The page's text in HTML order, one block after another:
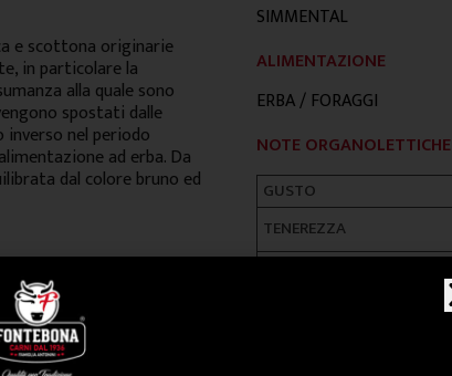
e scottona originarie
in particolare la
alla quale sono
spostati dalle
nel periodo
ad erba. Da
dal colore bruno ed
SIMMENTAL
ALIMENTAZIONE
ERBA / FORAGGI
NOTE ORGANOLETTICHE
GUSTO
TENEREZZA